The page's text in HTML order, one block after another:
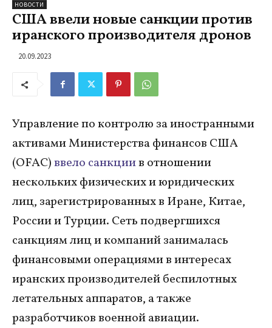
НОВОСТИ
США ввели новые санкции против
иранского производителя дронов
20.09.2023
Управление по контролю за иностранными
активами Министерства финансов США
(OFAC)ввело санкциив отношении
нескольких физических и юридических
лиц, зарегистрированных в Иране, Китае,
России и Турции. Сеть подвергшихся
санкциям лиц и компаний занималась
финансовыми операциями в интересах
иранских производителей беспилотных
летательных аппаратов, а также
разработчиков военной авиации.